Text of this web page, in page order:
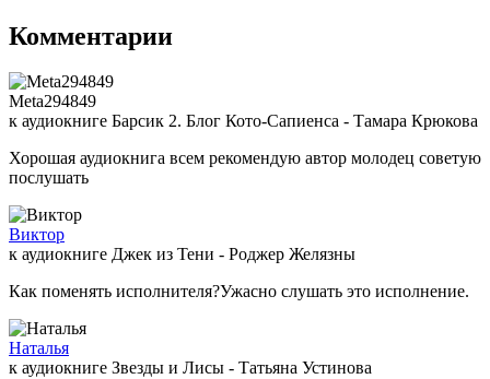
Комментарии
Meta294849
к аудиокниге Барсик 2. Блог Кото-Сапиенса - Тамара Крюкова
Хорошая аудиокнига всем рекомендую автор молодец советую
послушать
Виктор
к аудиокниге Джек из Тени - Роджер Желязны
Как поменять исполнителя?Ужасно слушать это исполнение.
Наталья
к аудиокниге Звезды и Лисы - Татьяна Устинова